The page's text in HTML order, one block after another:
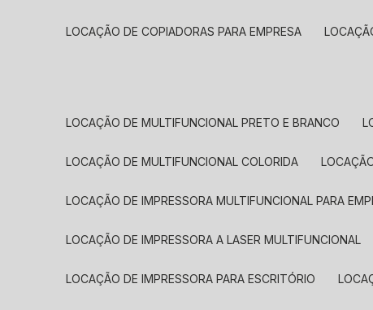
LOCAÇÃO DE COPIADORAS PARA EMPRESA
LOCAÇÃO DE MULTIFUNCIONAL PRETO E BRANCO
LOCAÇÃO DE MULTIFUNCIONAL COLORIDA
LOCAÇÃO DE IMPRESSORA MULTIFUNCIONAL PARA
LOCAÇÃO DE IMPRESSORA A LASER MULTIFUNCIONAL
LOCAÇÃO DE IMPRESSORA PARA ESCRITÓRIO